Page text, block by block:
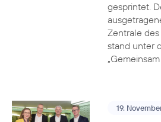
gesprintet.
Zentrale
stand unter
19.